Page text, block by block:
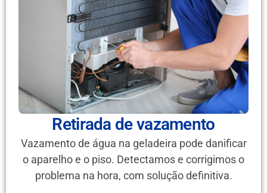
Retirada de vazamento
Vazamento de água na geladeira pode danificar
o aparelho e o piso. Detectamos e corrigimos o
problema na hora, com solução definitiva.